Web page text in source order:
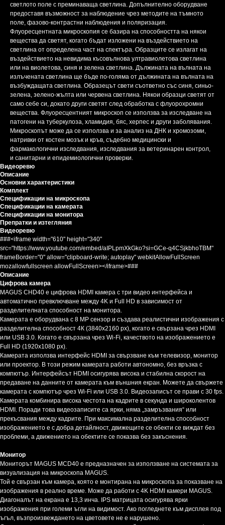
светлото поле с преминаваща светлина. Допълнително оборудване
предоставя възможност за наблюдение чрез методите на тъмното
поле, фазово-контрастни наблюдения и поляризация.
Флуоресцентната микроскопия се базира на способността на някои
вещества да светят, когато бъдат изложени на въздействието на
светлина от определена част на спектъра. Образците се излагат на
въздействието на невидима късовълнова ултравиолетова светлина
или на виолетова, синя и зелена светлина. Дължината на вълната на
излъчената светлина ще бъде по-голяма от дължината на вълната на
възбуждащата светлина. Образецът свети съответно със синя, синьо-
зелена, зелено-жълта или червена светлина. Някои образци светят от
само себе си, докато други светят след обработка с флуорохромни
вещества. Флуоресцентният микроскоп се използва за изследване на
патогени на туберкулоза, хламидия, бяс, херпес и други заболявания.
Микроскопът може да се използва и за анализ на ДНК и хромозоми,
натривки от костен мозък и кръв, съдебно медицински и
фармакологични изследвания, изследвания за ветеринарен контрол,
и санитарни и епидемиологични проверки.
Видеоревю
Описание
Основни характеристики
Комплект
Спецификации на микроскопа
Спецификации на камерата
Спецификации на монитора
Препратки и изтегляния
Видеоревю
###<iframe width="610" height="340"
src="https://www.youtube.com/embed/aIPLpmXkGko?si=GCe-q4CSjkbhoTBM"
frameBorder="0" allow="clipboard-write; autoplay" webkitAllowFullScreen
mozallowfullscreen allowFullScreen></iframe>###
Описание
Цифрова камера
MAGUS CHD40 е цифрова HDMI камера с три видео интерфейса и
автоматично превключване между 4K и Full HD в зависимост от
разделителната способност на монитора.
Камерата е оборудвана с 8 MP сензор и създава реалистични изображения с
разделителна способност 4К (3840x2160 px), когато е свързана чрез HDMI
или USB 3.0. Когато е свързана чрез Wi-Fi, качеството на изображението е
Full HD (1920x1080 px).
Камерата използва интерфейс HDMI за свързване към телевизор, монитор
или проектор. В този режим камерата работи автономно, без връзка с
компютър. Интерфейсът HDMI осигурява висока и стабилна скорост на
предаване на данните от камерата към външния екран. Можете да свържете
камерата с компютър чрез Wi-Fi или USB 3.0. Видеозаписът се прави с 30 fps.
Камерата комбинира висока честота на кадрите в секунда и широколентов
HDMI. Поради това видеозаписите са ярки, няма „замръзвания“ или
прекъсвания между кадрите. При максимална разделителна способност
изображението е с добра детайлност, движещите се обекти се виждат без
проблеми, а движението на обектите се показва без закъснения.
Монитор
Мониторът MAGUS MCD40 е предназначен за използване на системата за
визуализация на микроскопа MAGUS.
Той е свързан към камера, която е монтирана на микроскопа за показване на
изображения в реално време. Може да работи с 4K HDMI камери MAGUS.
Диагоналът на екрана е 13,3 инча. IPS матрицата осигурява ярки
изображения при големи ъгли на видимост. Ако погледнете към дисплея под
ъгъл, възпроизвеждането на цветовете не е нарушено.